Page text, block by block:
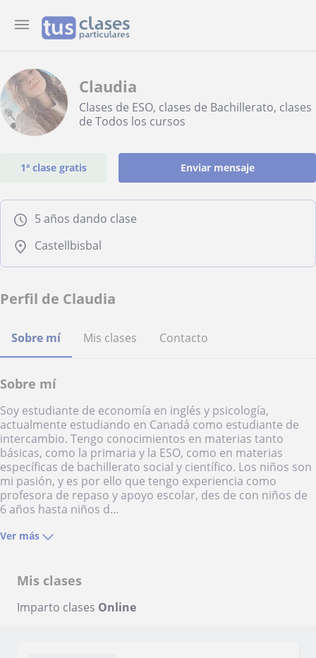
Claudia
Clases de ESO, clases de Bachillerato, clases
de Todos los cursos
1ª clase gratis Enviar mensaje
5 años dando clase
Castellbisbal
Perfil de Claudia
Sobre mí Mis clases Contacto
Sobre mí
Soy estudiante de economía en inglés y psicología,
actualmente estudiando en Canadá como estudiante de
intercambio. Tengo conocimientos en materias tanto
básicas, como la primaria y la ESO, como en materias
específicas de bachillerato social y científico. Los niños son
mi pasión, y es por ello que tengo experiencia como
profesora de repaso y apoyo escolar, des de con niños de
6 años hasta niños d...
Ver más
Mis clases
Imparto clases Online